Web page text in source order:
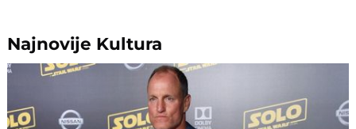
Najnovije Kultura